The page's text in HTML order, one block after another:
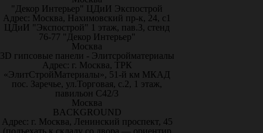
"Декор Интерьер" ЦДиИ Экспострой
Адрес: Москва, Нахимовский пр-к, 24, с1
ЦДиИ "Экспострой" 1 этаж, пав.3, стенд
76-77 "Декор Интерьер"
Москва
3D гипсовые панели - Элитсройматериалы
Адрес: г. Москва, ТРК
«ЭлитСтройМатериалы», 51-й км МКАД
пос. Заречье, ул.Торговая, с.2, 1 этаж,
павильон С42/3
Москва
BACKGROUND
Адрес: г. Москва, Ленинский проспект, 45
(подъехать к складу со двора — ориентир